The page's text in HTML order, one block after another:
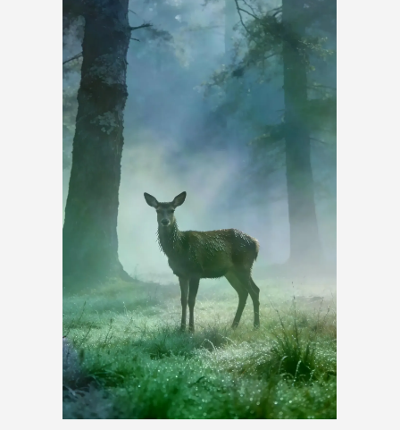
Weitere Instrumente
Alle Tools anzeigen
Vorlagen
Avatar-Video
KI-Video
KI-Fotos
Weitere Instrumente
Alle Vorlagen anzeigen